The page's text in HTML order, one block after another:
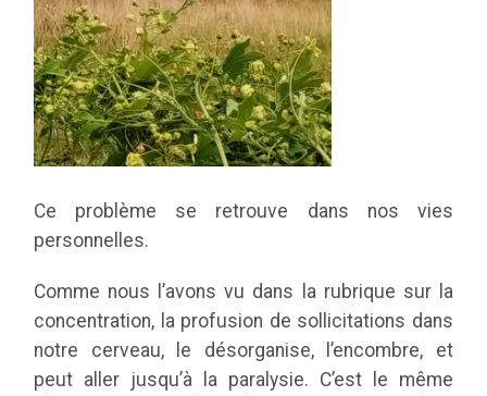
Ce problème se retrouve dans nos vies
personnelles.
Comme nous l’avons vu dans la rubrique sur la
concentration, la profusion de sollicitations dans
notre cerveau, le désorganise, l’encombre, et
peut aller jusqu’à la paralysie. C’est le même